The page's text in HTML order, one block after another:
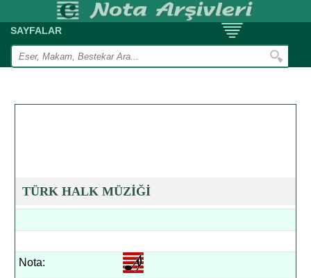
SAYFALAR
TÜRK HALK MÜZİĞİ
Nota: